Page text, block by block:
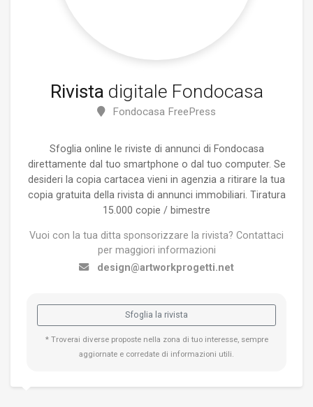
Rivista digitale Fondocasa
Fondocasa FreePress
Sfoglia online le riviste di annunci di Fondocasa
direttamente dal tuo smartphone o dal tuo computer. Se
desideri la copia cartacea vieni in agenzia a ritirare la tua
copia gratuita della rivista di annunci immobiliari. Tiratura
15.000 copie / bimestre
Vuoi con la tua ditta sponsorizzare la rivista? Contattaci
per maggiori informazioni
design@artworkprogetti.net
Sfoglia la rivista
* Troverai diverse proposte nella zona di tuo interesse, sempre
aggiornate e corredate di informazioni utili.